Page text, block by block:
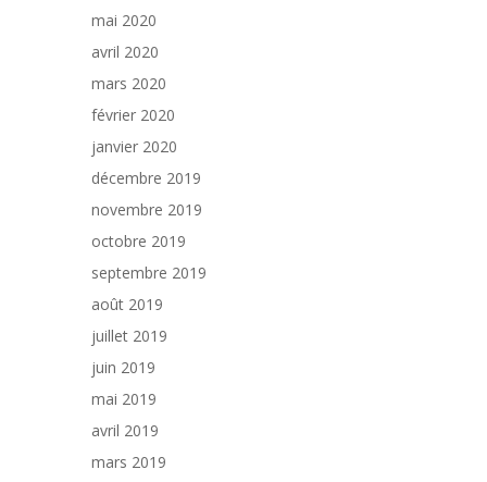
mai 2020
avril 2020
mars 2020
février 2020
janvier 2020
décembre 2019
novembre 2019
octobre 2019
septembre 2019
août 2019
juillet 2019
juin 2019
mai 2019
avril 2019
mars 2019